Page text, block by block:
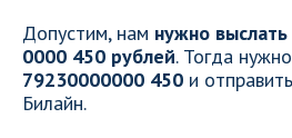
Допустим, нам нужно
0000 450 рублей. Тогда
79230000000 450 и
Билайн.